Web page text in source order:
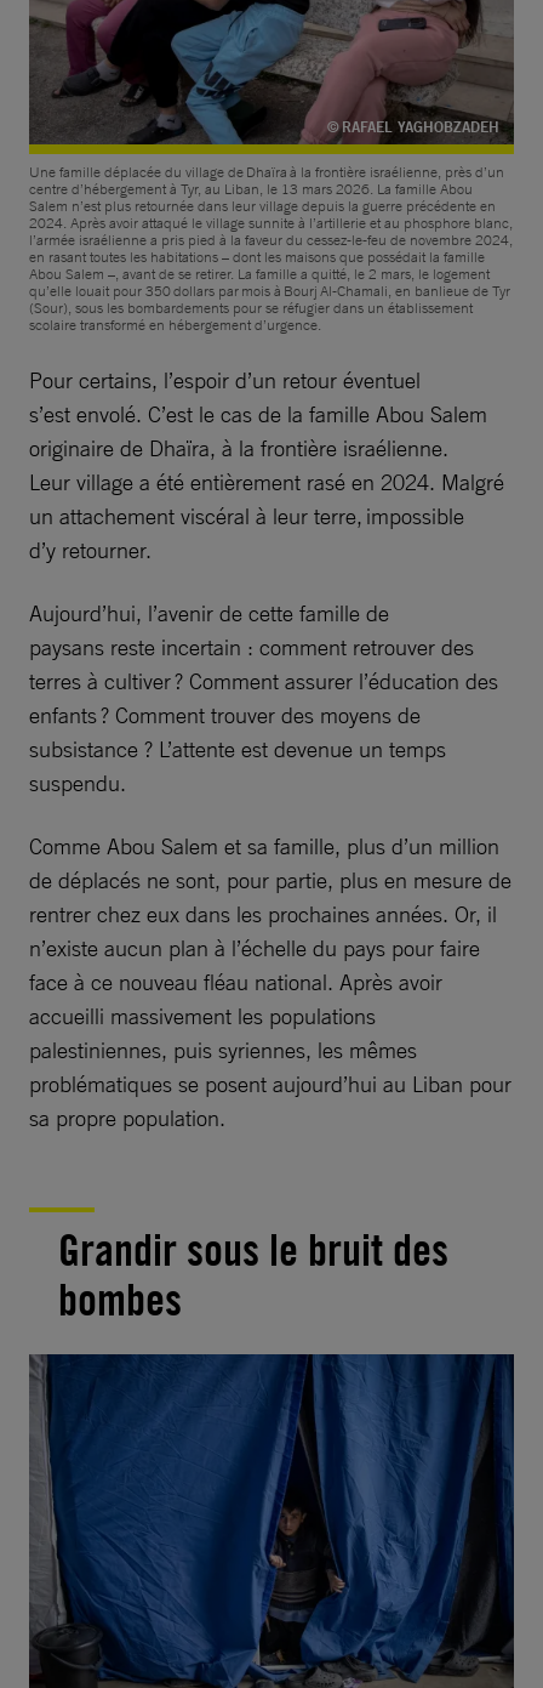
© RAFAEL YAGHOBZADEH
Une famille déplacée du village de Dhaïra à la frontière israélienne, près d’un
centre d’hébergement à Tyr, au Liban, le 13 mars 2026. La famille Abou
Salem n’est plus retournée dans leur village depuis la guerre précédente en
2024. Après avoir attaqué le village sunnite à l’artillerie et au phosphore blanc,
l’armée israélienne a pris pied à la faveur du cessez-le-feu de novembre 2024,
en rasant toutes les habitations – dont les maisons que possédait la famille
Abou Salem –, avant de se retirer. La famille a quitté, le 2 mars, le logement
qu’elle louait pour 350 dollars par mois à Bourj Al-Chamali, en banlieue de Tyr
(Sour), sous les bombardements pour se réfugier dans un établissement
scolaire transformé en hébergement d’urgence.
Pour certains, l’espoir d’un retour éventuel
s’est envolé. C’est le cas de la famille Abou Salem
originaire de Dhaïra, à la frontière israélienne.
Leur village a été entièrement rasé en 2024. Malgré
un attachement viscéral à leur terre, impossible
d’y retourner.
Aujourd’hui, l’avenir de cette famille de
paysans reste incertain : comment retrouver des
terres à cultiver ? Comment assurer l’éducation des
enfants ? Comment trouver des moyens de
subsistance ? L’attente est devenue un temps
suspendu.
Comme Abou Salem et sa famille, plus d’un million
de déplacés ne sont, pour partie, plus en mesure de
rentrer chez eux dans les prochaines années. Or, il
n’existe aucun plan à l’échelle du pays pour faire
face à ce nouveau fléau national. Après avoir
accueilli massivement les populations
palestiniennes, puis syriennes, les mêmes
problématiques se posent aujourd’hui au Liban pour
sa propre population.
Grandir sous le bruit des
bombes